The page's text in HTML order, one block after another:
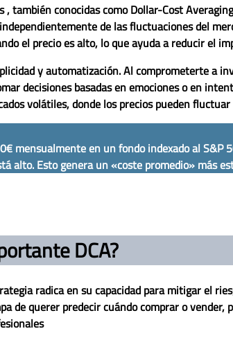
, también conocidas comoDollar-Cost
de las fluctuaciones del
el precio es alto, lo que ayuda a reducir el
y automatización. Al comprometerte a
decisiones basadas en emociones o en
volátiles, donde los precios pueden
mensualmente en un fondo indexado al S&P
alto. Esto genera un «coste promedio» más
DCA?
radica en su capacidad para mitigar el
de querer predecir cuándo comprar o